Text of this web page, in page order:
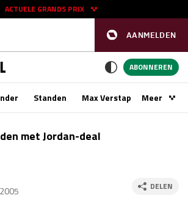
AANMELDEN
ACTUELE GRANDS PRIX
11 - 13 sep
2026 09 - 11 okt
ABONNEREN
Standen Max VerstappenMeer
met Jordan-deal
DELEN